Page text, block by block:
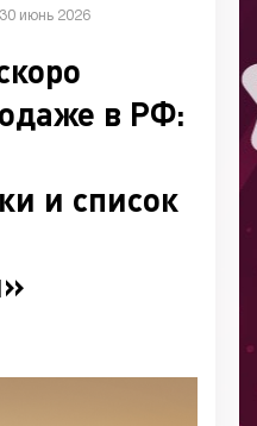
июнь 2026
в РФ:
и список